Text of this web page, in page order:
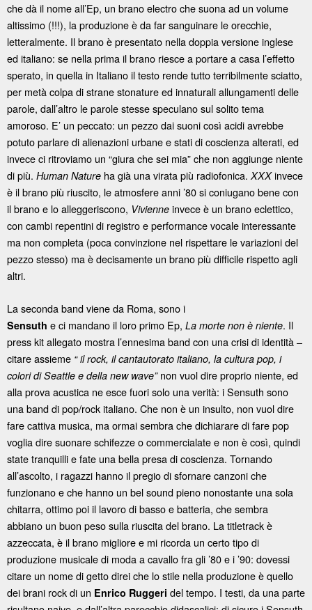
che dà il nome all’Ep, un brano electro che suona ad un volume
altissimo (!!!), la produzione è da far sanguinare le orecchie,
letteralmente. Il brano è presentato nella doppia versione inglese
ed italiano: se nella prima il brano riesce a portare a casa l’effetto
sperato, in quella in Italiano il testo rende tutto terribilmente sciatto,
per metà colpa di strane stonature ed innaturali allungamenti delle
parole, dall’altro le parole stesse speculano sul solito tema
amoroso. E’ un peccato: un pezzo dai suoni così acidi avrebbe
potuto parlare di alienazioni urbane e stati di coscienza alterati, ed
invece ci ritroviamo un “giura che sei mia” che non aggiunge niente
di più. Human Nature ha già una virata più radiofonica. XXXinvece
è il brano più riuscito, le atmosfere anni ’80 si coniugano bene con
il brano e lo alleggeriscono, Vivienne invece è un brano eclettico,
con cambi repentini di registro e performance vocale interessante
ma non completa (poca convinzione nel rispettare le variazioni del
pezzo stesso) ma è decisamente un brano più difficile rispetto agli
altri.
La seconda band viene da Roma, sono i
Sensuth e ci mandano il loro primo Ep, La morte non è niente. Il
press kit allegato mostra l’ennesima band con una crisi di identità –
citare assieme “ il rock, il cantautorato italiano, la cultura pop, i
colori di Seattle e della new wave”non vuol dire proprio niente, ed
alla prova acustica ne esce fuori solo una verità: i Sensuth sono
una band di pop/rock italiano. Che non è un insulto, non vuol dire
fare cattiva musica, ma ormai sembra che dichiarare di fare pop
voglia dire suonare schifezze o commercialate e non è così, quindi
state tranquilli e fate una bella presa di coscienza. Tornando
all’ascolto, i ragazzi hanno il pregio di sfornare canzoni che
funzionano e che hanno un bel sound pieno nonostante una sola
chitarra, ottimo poi il lavoro di basso e batteria, che sembra
abbiano un buon peso sulla riuscita del brano. La titletrack è
azzeccata, è il brano migliore e mi ricorda un certo tipo di
produzione musicale di moda a cavallo fra gli ’80 e i ’90: dovessi
citare un nome di getto direi che lo stile nella produzione è quello
dei brani rock di un Enrico Ruggeri del tempo. I testi, da una parte